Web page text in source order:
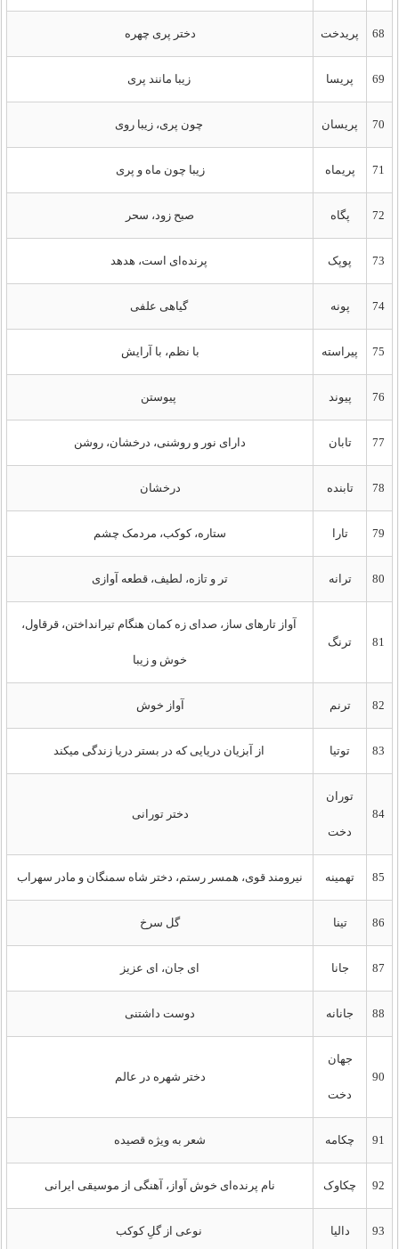
پریدخت دختر پری چهره
پریسا زیبا مانند پری
پریسان چون پری، زیبا روی
پریماه زیبا چون ماه و پری
پگاه صبح زود، سحر
پوپک پرنده‌ای است، هدهد
74 پونه گیاهی علفی
پیراسته با نظم، با آرایش
پیوند پیوستن
تابان دارای نور و روشنی، درخشان، روشن
تابنده درخشان
تارا ستاره، کوکب، مردمک چشم
ترانه تر و تازه، لطیف، قطعه آوازی
ترنگ
آواز تارهای ساز، صدای زه کمان هنگام تیرانداختن، قرقاول،
خوش و زیبا
ترنم آواز خوش
توتیا از آبزیان دریایی که در بستر دریا زندگی میکند
84
توران
دخت
دختر تورانی
تهمینه نیرومند قوی، همسر رستم، دختر شاه سمنگان و مادر سهراب
تینا گل سرخ
جانا ای جان، ای عزیز
جانانه دوست داشتنی
جهان
دخت
دختر شهره در عالم
چکامه شعر به ویژه قصیده
چکاوک نام پرنده‌ای خوش آواز، آهنگی از موسیقی ایرانی
دالیا نوعی از گلِ کوکب